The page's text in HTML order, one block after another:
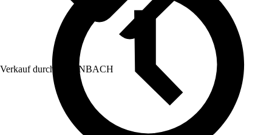
Verkauf durch: HORNBACH